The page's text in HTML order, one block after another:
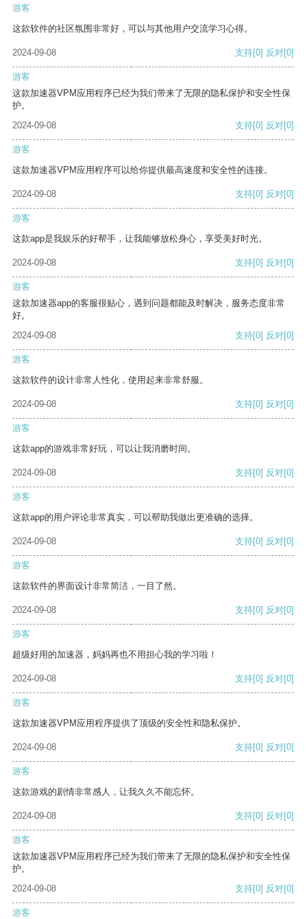
游客
这款软件的社区氛围非常好，可以与其他用户交流学习心得。
2024-09-08 支持[0] 反对[0]
游客
这款加速器VPM应用程序已经为我们带来了无限的隐私保护和安全性保
护。
2024-09-08
支持[0] 反对[0]
游客
这款加速器VPM应用程序可以给你提供最高速度和安全性的连接。
2024-09-08 支持[0] 反对[0]
游客
这款app是我娱乐的好帮手，让我能够放松身心，享受美好时光。
2024-09-08 支持[0] 反对[0]
游客
这款加速器app的客服很贴心，遇到问题都能及时解决，服务态度非常
好。
2024-09-08
支持[0] 反对[0]
游客
这款软件的设计非常人性化，使用起来非常舒服。
2024-09-08 支持[0] 反对[0]
游客
这款app的游戏非常好玩，可以让我消磨时间。
2024-09-08 支持[0] 反对[0]
游客
这款app的用户评论非常真实，可以帮助我做出更准确的选择。
2024-09-08 支持[0] 反对[0]
游客
这款软件的界面设计非常简洁，一目了然。
2024-09-08 支持[0] 反对[0]
游客
超级好用的加速器，妈妈再也不用担心我的学习啦！
2024-09-08 支持[0] 反对[0]
游客
这款加速器VPM应用程序提供了顶级的安全性和隐私保护。
2024-09-08 支持[0] 反对[0]
游客
这款游戏的剧情非常感人，让我久久不能忘怀。
2024-09-08 支持[0] 反对[0]
游客
这款加速器VPM应用程序已经为我们带来了无限的隐私保护和安全性保
护。
2024-09-08
支持[0] 反对[0]
游客